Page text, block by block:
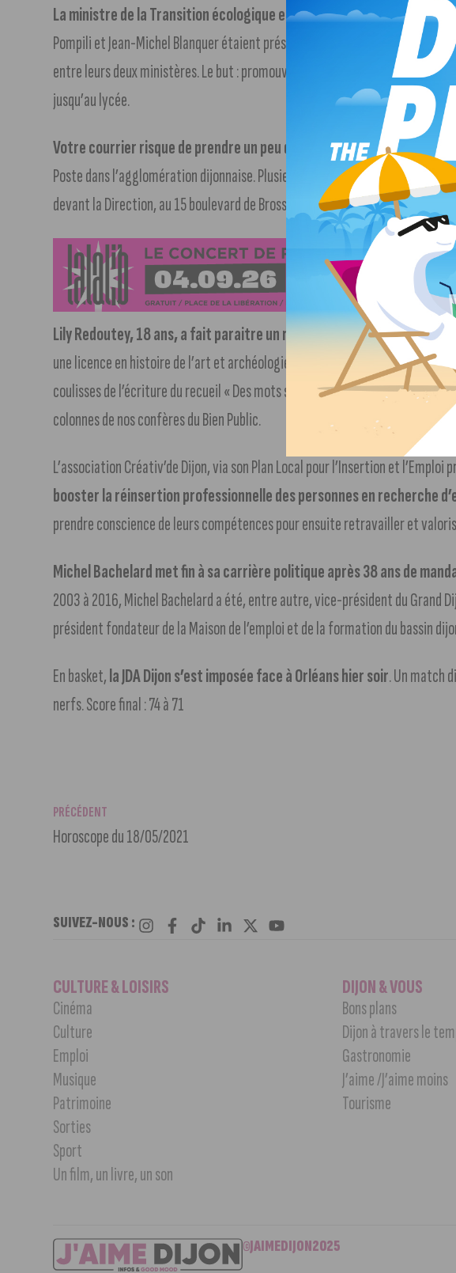
La ministre de la Transition écologique et le ministre de l’Éducation
Pompili et Jean-Michel Blanquer étaient présents dans la capitale des Ducs
entre leurs deux ministères. Le but : promouvoir l’éducation au
jusqu’au lycée.
Votre courrier risque de prendre un peu de retard aujourd’hui. On
Poste dans l’agglomération dijonnaise. Plusieurs syndicats appellent à
devant la Direction, au 15 boulevard de Brosses à Dijon.
Lily Redoutey, 18 ans, a fait paraitre un recueil de poèmes au mois
une licence en histoire de l’art et archéologie à Besançon. Elle a beaucoup
coulisses de l’écriture du recueil « Des mots sur de simples maux » et le
colonnes de nos confères du Bien Public.
L’association Créativ’de Dijon, via son Plan Local pour l’Insertion et l’Emploi
booster la réinsertion professionnelle des personnes en recherche
prendre conscience de leurs compétences pour ensuite retravailler et
Michel Bachelard met fin à sa carrière politique après 38 ans de
2003 à 2016, Michel Bachelard a été, entre autre, vice-président du Grand
président fondateur de la Maison de l’emploi et de la formation du bassin
En basket,la JDA Dijon s’est imposée face à Orléans hier soir. Un match
nerfs. Score final : 74 à 71
PRÉCÉDENT
Horoscope du 18/05/2021
SUIVEZ-NOUS :
CULTURE & LOISIRS
Cinéma
Culture
Emploi
Musique
Patrimoine
Sorties
Sport
Un film, un livre, un son
DIJON & VOUS
Bons plans
Dijon à travers le
Gastronomie
J’aime /J’aime moins
Tourisme
©JAIMEDIJON2025